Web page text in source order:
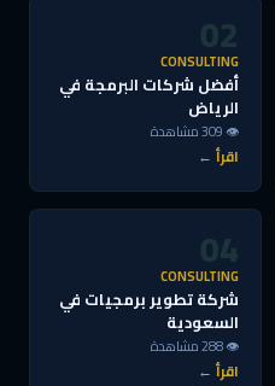
02
CONSULTING
أفضل شركات البرمجة في
الرياض
👁 309 مشاهدة
اقرأ ←
04
CONSULTING
شركة تطوير برمجيات في
السعودية
👁 288 مشاهدة
اقرأ ←